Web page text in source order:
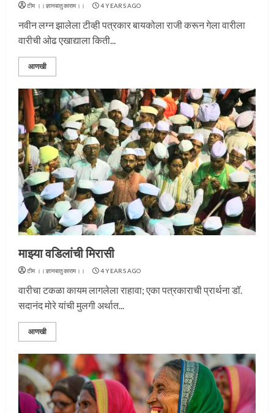
टीम ।।ज्ञानबातुकाराम।। 4 YEARS AGO
नवीन लग्न झालेला टीव्ही पत्रकार बायकोला राजी करून गेला वारीला
वारीची ओढ एखाद्याला किती...
आणखी
माझ्या वडिलांची मिरासी
टीम ।।ज्ञानबातुकाराम।। 4 YEARS AGO
वारीचा टकळा कायम लागलेला राहावा; एका पत्रकाराची प्रार्थना डॉ.
सदानंद मोरे यांची मुलगी अर्थात...
आणखी